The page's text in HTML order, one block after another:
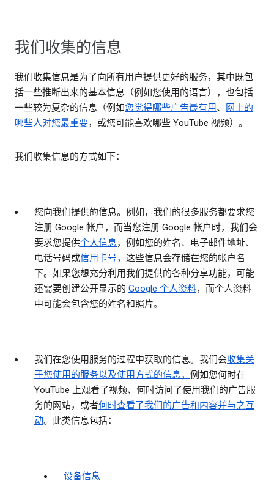
我们收集的信息
我们收集信息是为了向所有用户提供更好的服务，其中既包
括一些推断出来的基本信息（例如您使用的语言），也包括
一些较为复杂的信息（例如您觉得哪些广告最有用、
网上的
哪些人对您最重要，或您可能喜欢哪些 YouTube 视频）。
我们收集信息的方式如下：
您向我们提供的信息。 例如，我们的很多服务都要求您
注册 Google 帐户，而当您注册 Google 帐户时，我们会
要求您提供个人信息，例如您的姓名、电子邮件地址、
电话号码或信用卡号，这些信息会存储在您的帐户名
下。如果您想充分利用我们提供的各种分享功能，可能
还需要创建公开显示的 Google 个人资料，而个人资料
中可能会包含您的姓名和照片。
我们在您使用服务的过程中获取的信息。 我们会收集关
于您使用的服务以及使用方式的信息， 例如您何时在
YouTube 上观看了视频、何时访问了使用我们的广告服
务的网站，或者何时查看了我们的广告和内容并与之互
动。此类信息包括：
设备信息